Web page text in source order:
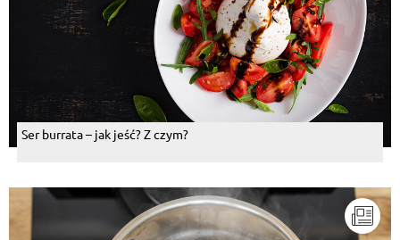
Ser burrata – jak jeść? Z czym?